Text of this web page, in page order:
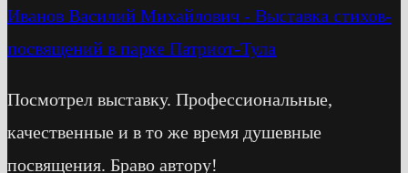
Иванов Василий Михайлович - Выставка стихов-
посвящений в парке Патриот-Тула
Посмотрел выставку. Профессиональные,
качественные и в то же время душевные
посвящения. Браво автору!